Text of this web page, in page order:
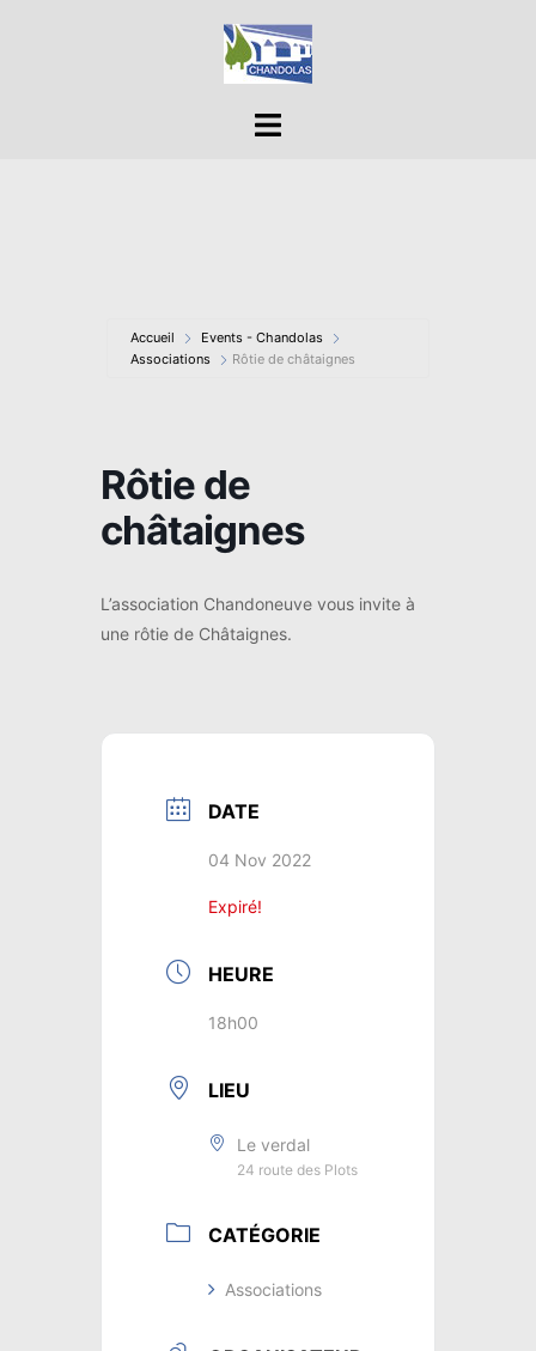
Ouvrir/fermer
Accueil
Events - Chandolas
Associations
Rôtie de châtaignes
Rôtie de
châtaignes
L’association Chandoneuve vous invite à
une rôtie de Châtaignes.
DATE
04 Nov 2022
Expiré!
HEURE
18h00
LIEU
Le verdal
24 route des Plots
CATÉGORIE
Associations